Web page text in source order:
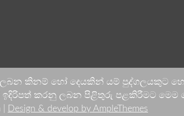
ලබන කිනම් හෝ දෙයකින් යම් පුද්ගලයකුට
කරනු ලබන පිළිතුරු පළකිරීමට මෙම
Design & develop by AmpleThemes